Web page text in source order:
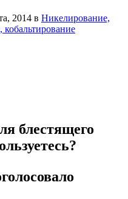
2014 в Никелирование,
блестящего